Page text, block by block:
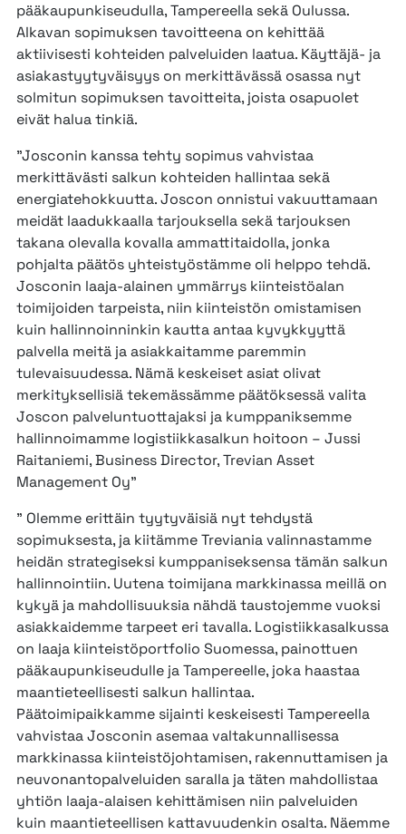
pääkaupunkiseudulla, Tampereella sekä Oulussa.
Alkavan sopimuksen tavoitteena on kehittää
aktiivisesti kohteiden palveluiden laatua. Käyttäjä- ja
asiakastyytyväisyys on merkittävässä osassa nyt
solmitun sopimuksen tavoitteita, joista osapuolet
eivät halua tinkiä.
”Josconin kanssa tehty sopimus vahvistaa
merkittävästi salkun kohteiden hallintaa sekä
energiatehokkuutta. Joscon onnistui vakuuttamaan
meidät laadukkaalla tarjouksella sekä tarjouksen
takana olevalla kovalla ammattitaidolla, jonka
pohjalta päätös yhteistyöstämme oli helppo tehdä.
Josconin laaja-alainen ymmärrys kiinteistöalan
toimijoiden tarpeista, niin kiinteistön omistamisen
kuin hallinnoinninkin kautta antaa kyvykkyyttä
palvella meitä ja asiakkaitamme paremmin
tulevaisuudessa. Nämä keskeiset asiat olivat
merkityksellisiä tekemässämme päätöksessä valita
Joscon palveluntuottajaksi ja kumppaniksemme
hallinnoimamme logistiikkasalkun hoitoon – Jussi
Raitaniemi, Business Director, Trevian Asset
Management Oy”
” Olemme erittäin tyytyväisiä nyt tehdystä
sopimuksesta, ja kiitämme Treviania valinnastamme
heidän strategiseksi kumppaniseksensa tämän salkun
hallinnointiin. Uutena toimijana markkinassa meillä on
kykyä ja mahdollisuuksia nähdä taustojemme vuoksi
asiakkaidemme tarpeet eri tavalla. Logistiikkasalkussa
on laaja kiinteistöportfolio Suomessa, painottuen
pääkaupunkiseudulle ja Tampereelle, joka haastaa
maantieteellisesti salkun hallintaa.
Päätoimipaikkamme sijainti keskeisesti Tampereella
vahvistaa Josconin asemaa valtakunnallisessa
markkinassa kiinteistöjohtamisen, rakennuttamisen ja
neuvonantopalveluiden saralla ja täten mahdollistaa
yhtiön laaja-alaisen kehittämisen niin palveluiden
kuin maantieteellisen kattavuudenkin osalta. Näemme